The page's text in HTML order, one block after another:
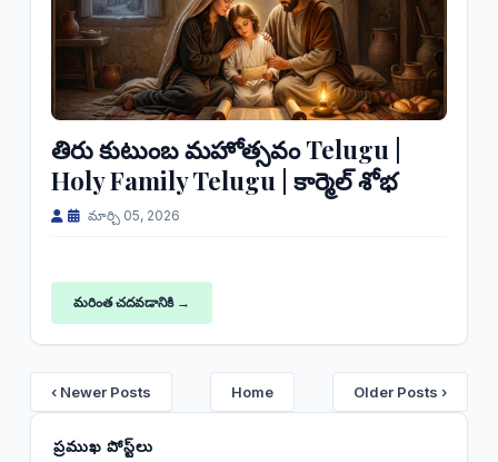
తిరు కుటుంబ మహోత్సవం Telugu |
Holy Family Telugu | కార్మెల్ శోభ
మార్చి 05, 2026
మరింత చదవడానికి →
‹ Newer Posts Home Older Posts ›
ప్రముఖ పోస్ట్‌లు